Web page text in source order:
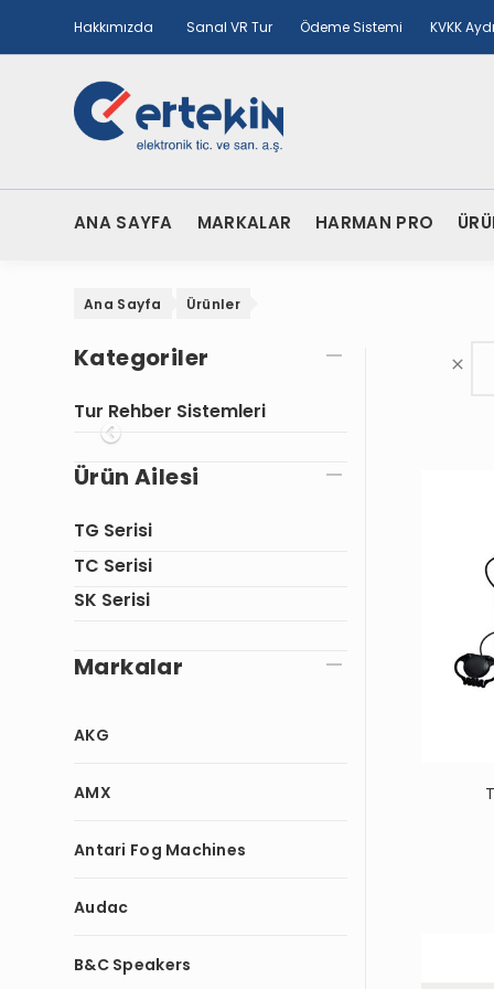
Hakkımızda Sanal VR Tur Ödeme Sistemi KVKK
ANA SAYFA MARKALAR HARMAN PRO
Onceki
Ana Sayfa Ürünler
Kategoriler
Tur Rehber Sistemleri
Ürün Ailesi
TG Serisi
TC Serisi
SK Serisi
Markalar